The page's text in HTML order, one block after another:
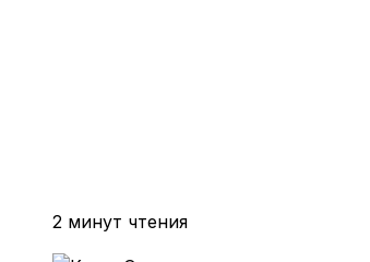
2 минут чтения